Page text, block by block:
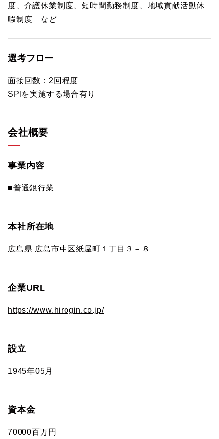
度、介護休業制度、短時間勤務制度、地域貢献活動休
暇制度 など
選考フロー
面接回数：2回程度
SPIを実施する場合有り
会社概要
事業内容
■普通銀行業
本社所在地
広島県 広島市中区紙屋町１丁目３－８
企業URL
https://www.hirogin.co.jp/
設立
1945年05月
資本金
70000百万円